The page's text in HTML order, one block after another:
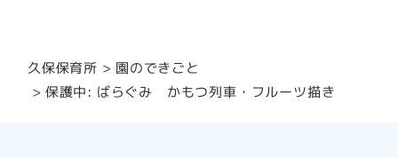
久保保育所 園のできごと
保護中: ばらぐみ かもつ列車・フルーツ描き